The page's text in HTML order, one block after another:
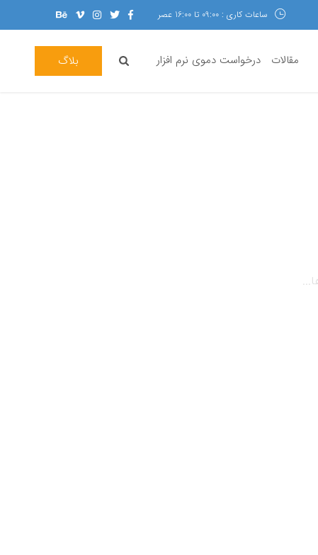
ساعات کاری : 09:00 تا 16:00 عصر
مقالات درخواست دموی نرم افزار بلاگ